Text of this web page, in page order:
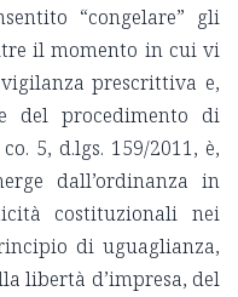
“congelare” gli
il momento in cui vi
prescrittiva e,
del procedimento di
5, d.lgs. 159/2011, è,
dall’ordinanza in
costituzionali nei
di uguaglianza,
libertà d’impresa, del